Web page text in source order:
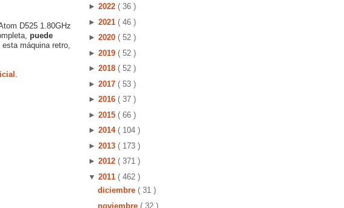
D525 1.80GHz
puede
máquina retro,
► 2022 ( 36 )
► 2021 ( 46 )
► 2020 ( 52 )
► 2019 ( 52 )
► 2018 ( 52 )
► 2017 ( 53 )
► 2016 ( 37 )
► 2015 ( 66 )
► 2014 ( 104 )
► 2013 ( 173 )
► 2012 ( 371 )
▼ 2011 ( 462 )
diciembre ( 31 )
noviembre ( 32 )